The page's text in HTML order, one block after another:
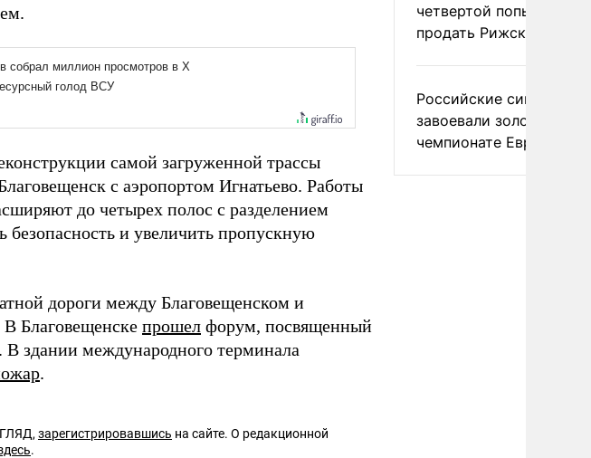
самой загруженной трассы
с аэропортом Игнатьево. Работы
до четырех полос с разделением
и увеличить пропускную
дороги между Благовещенском и
В Благовещенске прошел форум, посвященный
В здании международного терминала
.
зарегистрировавшись на сайте. О редакционной
.
четвертой попытке
продать Рижский
Российские
завоевали золото на
чемпионате Европы